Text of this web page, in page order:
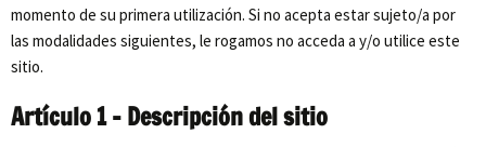
momento de su primera utilización. Si no acepta estar sujeto/a por
las modalidades siguientes, le rogamos no acceda a y/o utilice este
sitio.
Artículo 1 – Descripción del sitio